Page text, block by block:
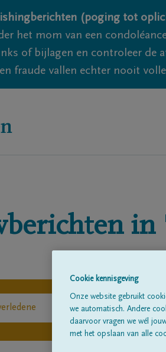
(poging tot
het mom van een
of bijlagen en controleer de
fraude vallen echter nooit
in
Cookie kennisgeving
Onze website gebruikt
we automatisch. Andere
daarvoor vragen we wél
met het opslaan van alle